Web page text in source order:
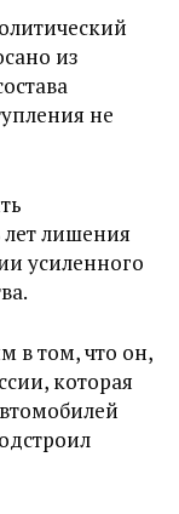
из
не
лишения
усиленного
в том, что он,
которая